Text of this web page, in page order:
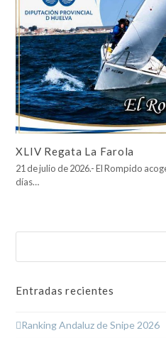
XLIV Regata La Farola
21 de julio de 2026.- El Rompido
días…
Entradas recientes
Ranking Andaluz de Snipe 2026